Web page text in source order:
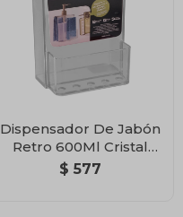
Dispensador De Jabón
Retro 600Ml Cristal
Coza
$ 577